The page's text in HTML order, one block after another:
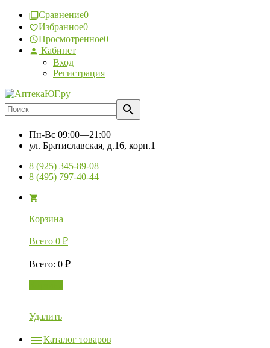
Сравнение0
Избранное0
Просмотренное0
Кабинет
Вход
Регистрация
Пн-Вс 09:00—21:00
ул. Братиславская, д.16, корп.1
8 (925) 345-89-08
8 (495) 797-40-44
Корзина
Всего 0 ₽
Всего: 0 ₽
Удалить
Каталог товаров